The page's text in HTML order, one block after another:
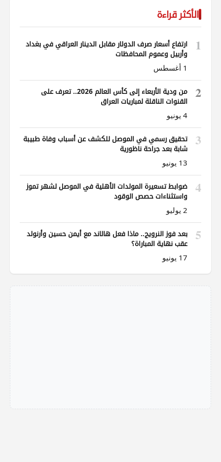
الأكثر قراءة
1
ارتفاع أسعار صرف الدولار مقابل الدينار العراقي في بغداد
وأربيل وعموم المحافظات
1 أغسطس
2
من ودية الأربعاء إلى كأس العالم 2026.. تعرف على
القنوات الناقلة لمباريات العراق
4 يونيو
3
تحقيق رسمي في الموصل للكشف عن أسباب وفاة طبيبة
شابة بعد جراحة ناظورية
13 يونيو
4
ضوابط تسعيرة المولدات الأهلية في الموصل لشهر تموز
واستثناءات حصص الوقود
2 يوليو
5
بعد فوز النرويج.. ماذا فعل هالاند مع أيمن حسين وأرنولد
عقب نهاية المباراة؟
17 يونيو